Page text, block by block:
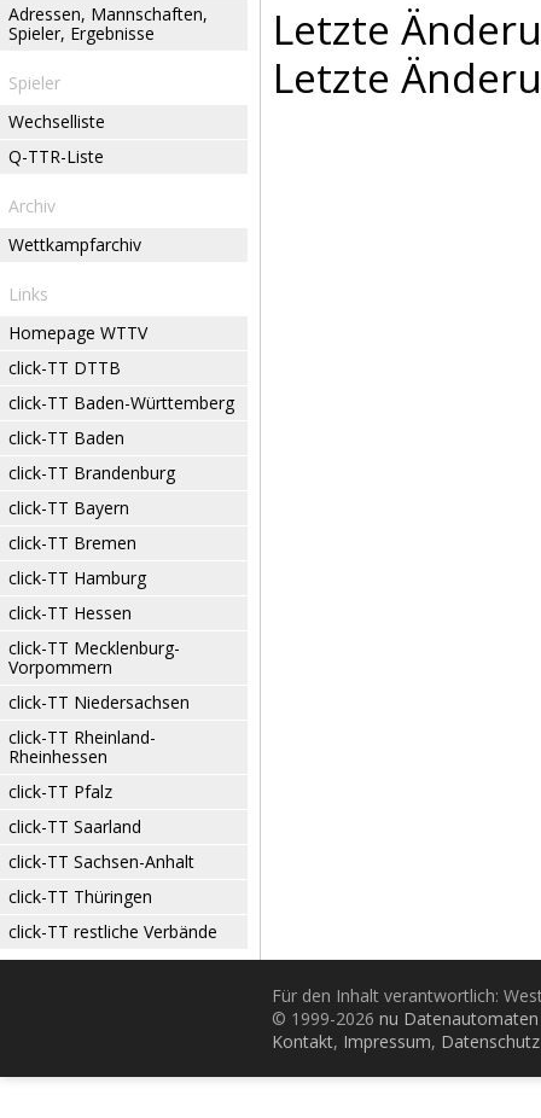
Adressen, Mannschaften,
Spieler, Ergebnisse
Spieler
Wechselliste
Q-TTR-Liste
Archiv
Wettkampfarchiv
Links
Homepage WTTV
click-TT DTTB
click-TT Baden-Württemberg
click-TT Baden
click-TT Brandenburg
click-TT Bayern
click-TT Bremen
click-TT Hamburg
click-TT Hessen
click-TT Mecklenburg-
Vorpommern
click-TT Niedersachsen
click-TT Rheinland-
Rheinhessen
click-TT Pfalz
click-TT Saarland
click-TT Sachsen-Anhalt
click-TT Thüringen
click-TT restliche Verbände
Letzte
Letzte
Für den Inhalt verantwortlich:
© 1999-2026 nu
Kontakt, Impressum, Datenschutz